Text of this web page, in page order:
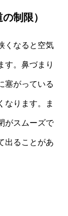
制限）
くなると空気
す。鼻づまり
塞がっている
なります。ま
がスムーズで
出ることがあ